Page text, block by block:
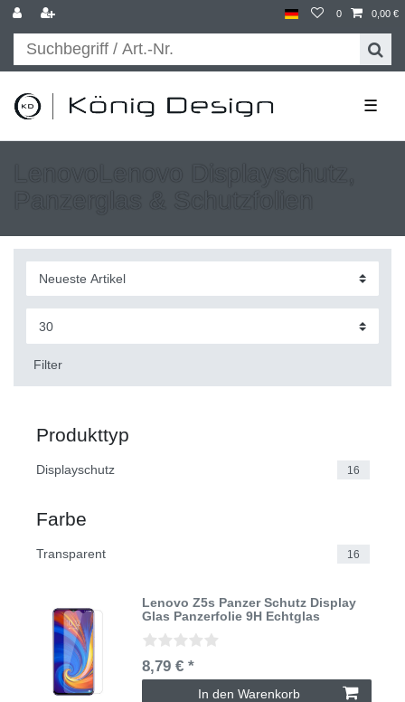
0 0,00 €
☰
LenovoLenovo Displayschutz,
Panzerglas & Schutzfolien
Filter
Produkttyp
Displayschutz 16
Farbe
Transparent 16
Lenovo Z5s Panzer Schutz Display
Glas Panzerfolie 9H Echtglas
8,79 € *
In den Warenkorb